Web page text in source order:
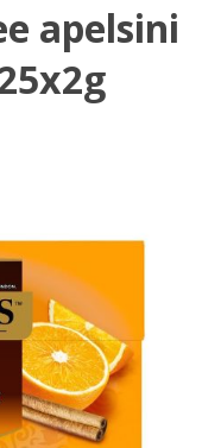
apelsini